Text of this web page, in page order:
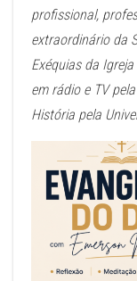
profissional,
extraordinário da
Exéquias da
em rádio e TV
História pela